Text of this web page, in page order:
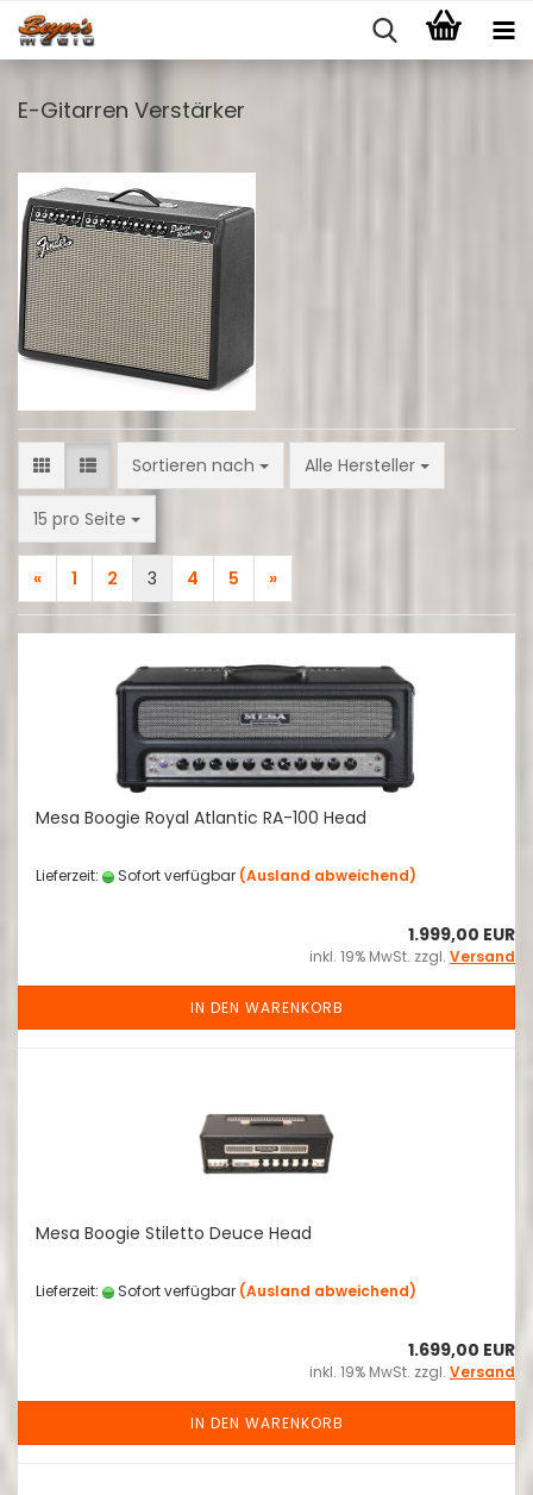
E-Gitarren Verstärker
Sortieren nach
Sortieren nach Alle Hersteller
15 pro Seite
pro Seite
« 1 2 3 4 5 »
Mesa Boogie Royal Atlantic RA-100 Head
Lieferzeit: Sofort verfügbar (Ausland abweichend)
1.999,00 EUR
inkl. 19% MwSt. zzgl. Versand
IN DEN WARENKORB
Mesa Boogie Stiletto Deuce Head
Lieferzeit: Sofort verfügbar (Ausland abweichend)
1.699,00 EUR
inkl. 19% MwSt. zzgl. Versand
IN DEN WARENKORB